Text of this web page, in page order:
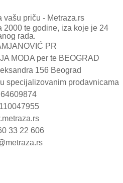
2000 te godine, iza koje je 24
rada.
PR
MODA per te BEOGRAD
156 Beograd
specijalizovanim prodavnicama
64609874
33 22 606